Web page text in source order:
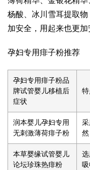
杨酸、冰川雪耳提取
加安全，用起来也更加
孕妇专用痱子粉推荐
孕妇专用痱子粉品
牌试管婴儿移植后
症状
润本婴儿孕妇专用
无刺激薄荷痱子粉
本草婴缘试管婴儿
论坛珍珠热痱粉